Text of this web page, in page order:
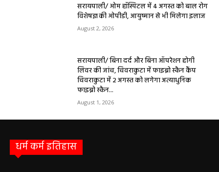
सरायपाली/ ओम हॉस्पिटल में 4 अगस्त को बाल रोग
विशेषज्ञ की ओपीडी, आयुष्मान से भी मिलेगा इलाज
August 2, 2026
सरायपाली/ बिना दर्द और बिना ऑपरेशन होगी
लिवर की जांच, चिवराकुटा में फाइब्रो स्कैन कैंप
चिवराकुटा में 2 अगस्त को लगेगा अत्याधुनिक
फाइब्रो स्कैन...
August 1, 2026
धर्म कर्म इतिहास